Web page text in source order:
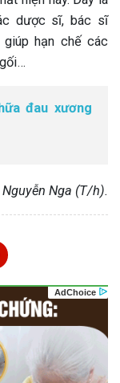
dược sĩ, bác sĩ
giúp hạn chế các
đau xương
Nguyễn Nga (T/h).